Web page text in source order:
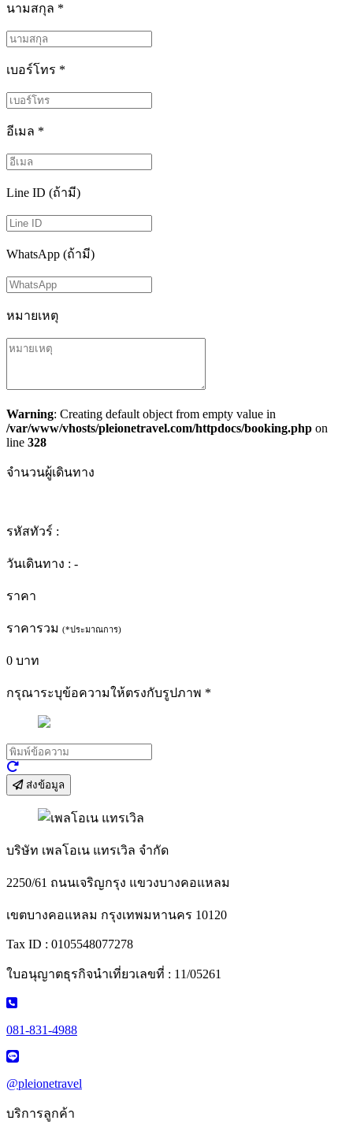
นามสกุล *
เบอร์โทร *
อีเมล *
Line ID (ถ้ามี)
WhatsApp (ถ้ามี)
หมายเหตุ
Warning: Creating default object from empty value in
/var/www/vhosts/pleionetravel.com/httpdocs/booking.php on
line 328
จำนวนผู้เดินทาง
รหัสทัวร์ :
วันเดินทาง : -
ราคา
ราคารวม (*ประมาณการ)
0 บาท
กรุณาระบุข้อความให้ตรงกับรูปภาพ *
ส่งข้อมูล
บริษัท เพลโอเน แทรเวิล จำกัด
2250/61 ถนนเจริญกรุง แขวงบางคอแหลม
เขตบางคอแหลม กรุงเทพมหานคร 10120
Tax ID : 0105548077278
ใบอนุญาตธุรกิจนำเที่ยวเลขที่ : 11/05261
081-831-4988
@pleionetravel
บริการลูกค้า